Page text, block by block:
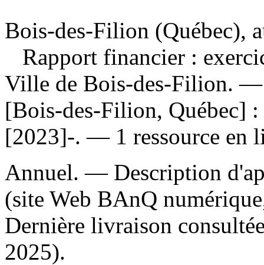
Bois-des-Filion (Québec),
Rapport financier :
Ville de Bois-des-Filion.
[Bois-des-Filion, Québec]
[2023]-. — 1 ressource en
Annuel. — Description
(site Web BAnQ
Dernière livraison
2025).